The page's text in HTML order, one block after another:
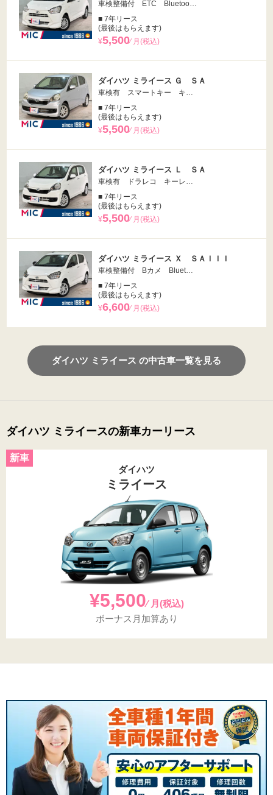
車検整備付 ETC Bluetoo…
■ 7年リース
(最後はもらえます)
¥5,500⁄ 月(税込)
ダイハツ ミライース Ｇ ＳＡ
車検有 スマートキー キ…
■ 7年リース
(最後はもらえます)
¥5,500⁄ 月(税込)
ダイハツ ミライース Ｌ ＳＡ
車検有 ドラレコ キーレ…
■ 7年リース
(最後はもらえます)
¥5,500⁄ 月(税込)
ダイハツ ミライース Ｘ ＳＡＩＩＩ
車検整備付 Bカメ Bluet…
■ 7年リース
(最後はもらえます)
¥6,600⁄ 月(税込)
ダイハツ ミライース の中古車一覧を見る
ダイハツ ミライースの新車カーリース
ダイハツ
ミライース
¥5,500⁄ 月(税込)
ボーナス月加算あり